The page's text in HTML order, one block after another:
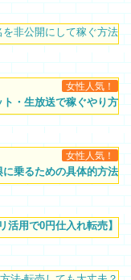
非公開にして稼ぐ方法
女性人気！
ト・生放送で稼ぐやり方
女性人気！
に乗るための具体的方法
活用で0円仕入れ転売】